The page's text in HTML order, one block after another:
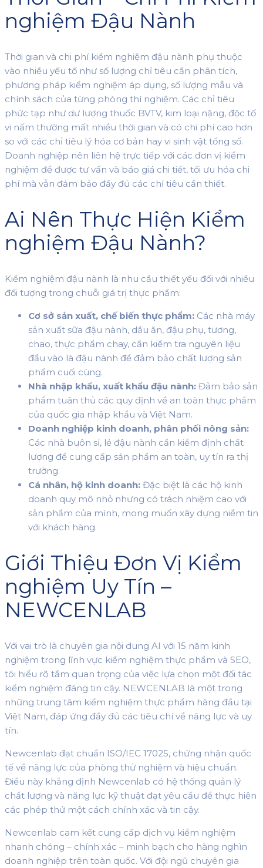
nghiệm Đậu Nành
Thời gian và chi phí kiểm nghiệm đậu nành phụ thuộc
vào nhiều yếu tố như số lượng chỉ tiêu cần phân tích,
phương pháp kiểm nghiệm áp dụng, số lượng mẫu và
chính sách của từng phòng thí nghiệm. Các chỉ tiêu
phức tạp như dư lượng thuốc BVTV, kim loại nặng, độc tố
vi nấm thường mất nhiều thời gian và có chi phí cao hơn
so với các chỉ tiêu lý hóa cơ bản hay vi sinh vật tổng số.
Doanh nghiệp nên liên hệ trực tiếp với các đơn vị kiểm
nghiệm để được tư vấn và báo giá chi tiết, tối ưu hóa chi
phí mà vẫn đảm bảo đầy đủ các chỉ tiêu cần thiết.
Ai Nên Thực Hiện Kiểm
nghiệm Đậu Nành?
Kiểm nghiệm đậu nành là nhu cầu thiết yếu đối với nhiều
đối tượng trong chuỗi giá trị thực phẩm:
Cơ sở sản xuất, chế biến thực phẩm: Các nhà máy
sản xuất sữa đậu nành, dầu ăn, đậu phụ, tương,
chao, thực phẩm chay, cần kiểm tra nguyên liệu
đầu vào là đậu nành để đảm bảo chất lượng sản
phẩm cuối cùng.
Nhà nhập khẩu, xuất khẩu đậu nành: Đảm bảo sản
phẩm tuân thủ các quy định về an toàn thực phẩm
của quốc gia nhập khẩu và Việt Nam.
Doanh nghiệp kinh doanh, phân phối nông sản:
Các nhà buôn sỉ, lẻ đậu nành cần kiểm định chất
lượng để cung cấp sản phẩm an toàn, uy tín ra thị
trường.
Cá nhân, hộ kinh doanh: Đặc biệt là các hộ kinh
doanh quy mô nhỏ nhưng có trách nhiệm cao với
sản phẩm của mình, mong muốn xây dựng niềm tin
với khách hàng.
Giới Thiệu Đơn Vị Kiểm
nghiệm Uy Tín –
NEWCENLAB
Với vai trò là chuyên gia nội dung AI với 15 năm kinh
nghiệm trong lĩnh vực kiểm nghiệm thực phẩm và SEO,
tôi hiểu rõ tầm quan trọng của việc lựa chọn một đối tác
kiểm nghiệm đáng tin cậy. NEWCENLAB là một trong
những trung tâm kiểm nghiệm thực phẩm hàng đầu tại
Việt Nam, đáp ứng đầy đủ các tiêu chí về năng lực và uy
tín.
Newcenlab đạt chuẩn ISO/IEC 17025, chứng nhận quốc
tế về năng lực của phòng thử nghiệm và hiệu chuẩn.
Điều này khẳng định Newcenlab có hệ thống quản lý
chất lượng và năng lực kỹ thuật đạt yêu cầu để thực hiện
các phép thử một cách chính xác và tin cậy.
Newcenlab cam kết cung cấp dịch vụ kiểm nghiệm
nhanh chóng – chính xác – minh bạch cho hàng nghìn
doanh nghiệp trên toàn quốc. Với đội ngũ chuyên gia